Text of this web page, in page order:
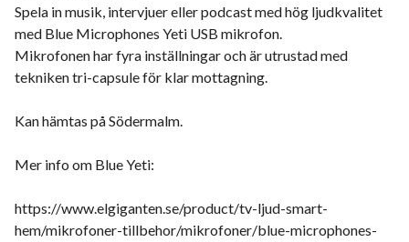
Spela in musik, intervjuer eller podcast med hög ljudkvalitet
med Blue Microphones Yeti USB mikrofon.
Mikrofonen har fyra inställningar och är utrustad med
tekniken tri-capsule för klar mottagning.
Kan hämtas på Södermalm.
Mer info om Blue Yeti:
https://www.elgiganten.se/product/tv-ljud-smart-
hem/mikrofoner-tillbehor/mikrofoner/blue-microphones-